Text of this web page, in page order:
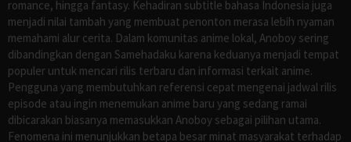
romance, hingga fantasy. Kehadiran subtitle bahasa Indonesia juga
menjadi nilai tambah yang membuat penonton merasa lebih nyaman
memahami alur cerita. Dalam komunitas anime lokal, Anoboy sering
dibandingkan dengan Samehadaku karena keduanya menjadi tempat
populer untuk mencari rilis terbaru dan informasi terkait anime.
Pengguna yang membutuhkan referensi cepat mengenai jadwal rilis
episode atau ingin menemukan anime baru yang sedang ramai
dibicarakan biasanya memasukkan Anoboy sebagai pilihan utama.
Fenomena ini menunjukkan betapa besar minat masyarakat terhadap